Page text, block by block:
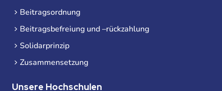
Beitragsordnung
Beitragsbefreiung und –rückzahlung
Solidarprinzip
Zusammensetzung
Unsere Hochschulen